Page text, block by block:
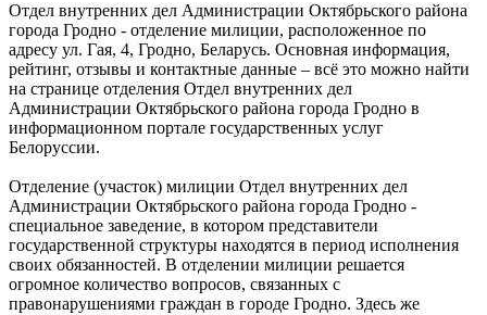
Отдел внутренних дел Администрации Октябрьского района
города Гродно - отделение милиции, расположенное по
адресу ул. Гая, 4, Гродно, Беларусь. Основная информация,
рейтинг, отзывы и контактные данные – всё это можно найти
на странице отделения Отдел внутренних дел
Администрации Октябрьского района города Гродно в
информационном портале государственных услуг
Белоруссии.
Отделение (участок) милиции Отдел внутренних дел
Администрации Октябрьского района города Гродно -
специальное заведение, в котором представители
государственной структуры находятся в период исполнения
своих обязанностей. В отделении милиции решается
огромное количество вопросов, связанных с
правонарушениями граждан в городе Гродно. Здесь же